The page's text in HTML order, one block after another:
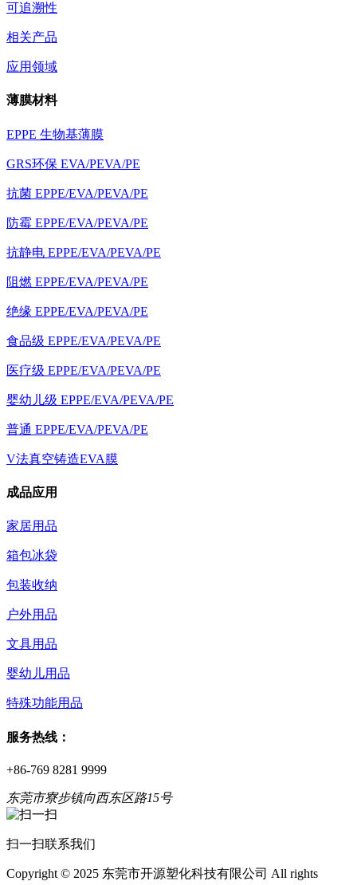
可追溯性
相关产品
应用领域
薄膜材料
EPPE 生物基薄膜
GRS环保 EVA/PEVA/PE
抗菌 EPPE/EVA/PEVA/PE
防霉 EPPE/EVA/PEVA/PE
抗静电 EPPE/EVA/PEVA/PE
阻燃 EPPE/EVA/PEVA/PE
绝缘 EPPE/EVA/PEVA/PE
食品级 EPPE/EVA/PEVA/PE
医疗级 EPPE/EVA/PEVA/PE
婴幼儿级 EPPE/EVA/PEVA/PE
普通 EPPE/EVA/PEVA/PE
V法真空铸造EVA膜
成品应用
家居用品
箱包冰袋
包装收纳
户外用品
文具用品
婴幼儿用品
特殊功能用品
服务热线：
+86-769 8281 9999
东莞市寮步镇向西东区路15号
扫一扫联系我们
Copyright © 2025 东莞市开源塑化科技有限公司 All rights